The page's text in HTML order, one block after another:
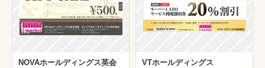
NOVAホールディングス英会
VTホールディングス